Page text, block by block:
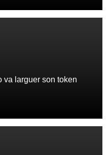
va larguer son token